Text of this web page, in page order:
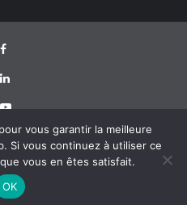
Facebook
LinkedIn
Youtube
2020 ©|CoverNewspar AF
vous garantir la meilleure
Si vous continuez à utiliser ce
vous en êtes satisfait.
OK